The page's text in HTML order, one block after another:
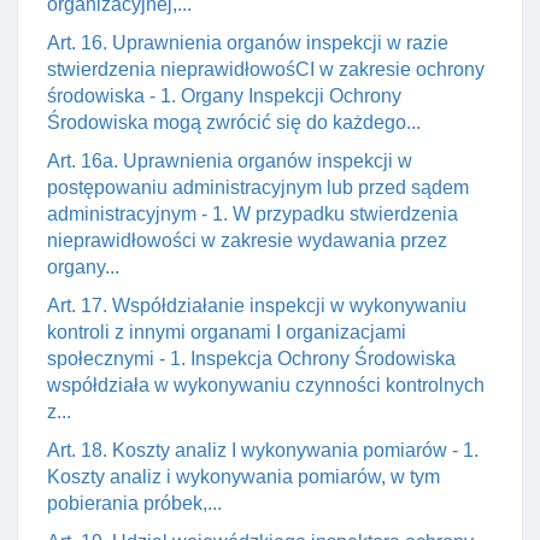
organizacyjnej,...
Art. 16. Uprawnienia organów inspekcji w razie
stwierdzenia nieprawidłowośCI w zakresie ochrony
środowiska - 1. Organy Inspekcji Ochrony
Środowiska mogą zwrócić się do każdego...
Art. 16a. Uprawnienia organów inspekcji w
postępowaniu administracyjnym lub przed sądem
administracyjnym - 1. W przypadku stwierdzenia
nieprawidłowości w zakresie wydawania przez
organy...
Art. 17. Współdziałanie inspekcji w wykonywaniu
kontroli z innymi organami I organizacjami
społecznymi - 1. Inspekcja Ochrony Środowiska
współdziała w wykonywaniu czynności kontrolnych
z...
Art. 18. Koszty analiz I wykonywania pomiarów - 1.
Koszty analiz i wykonywania pomiarów, w tym
pobierania próbek,...